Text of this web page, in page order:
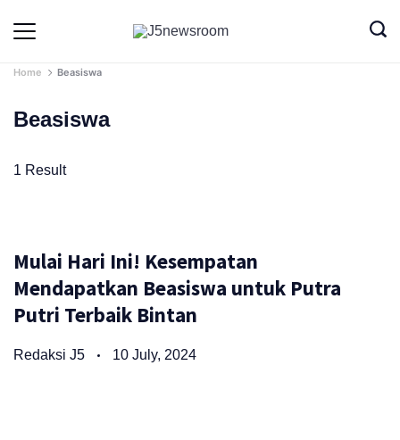
content
Home Beasiswa
Beasiswa
1 Result
Mulai Hari Ini! Kesempatan
Mendapatkan Beasiswa untuk Putra
Putri Terbaik Bintan
Redaksi J5 10 July, 2024